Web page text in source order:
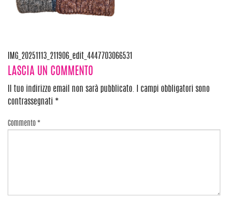
Navigazione
articoli
IMG_20251113_211906_edit_4447703066531
LASCIA UN COMMENTO
Il tuo indirizzo email non sarà pubblicato.
I campi obbligatori sono
contrassegnati *
Commento *